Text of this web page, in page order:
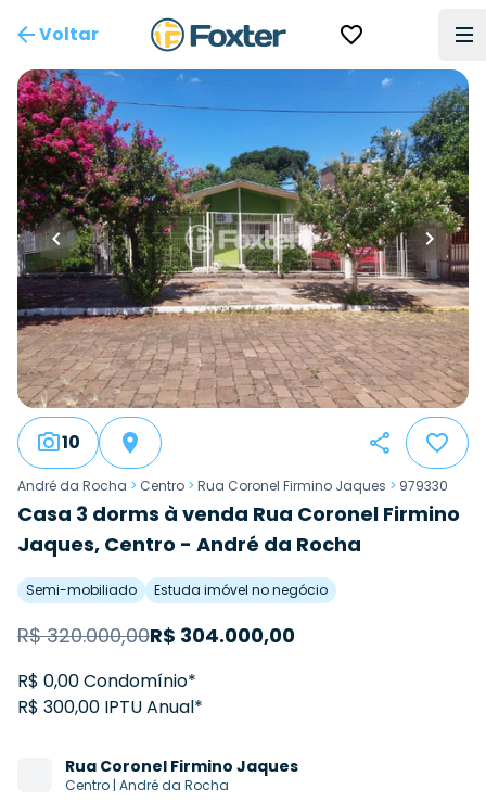
Voltar
10
André da Rocha > Centro > Rua Coronel Firmino Jaques > 979330
Casa 3 dorms à venda Rua Coronel Firmino
Jaques, Centro - André da Rocha
Semi-mobiliado Estuda imóvel no negócio
R$320.000,00R$ 304.000,00
R$ 0,00 Condomínio*
R$ 300,00 IPTU Anual*
Rua Coronel Firmino Jaques
Centro | André da Rocha